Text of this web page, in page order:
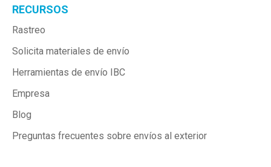
RECURSOS
Rastreo
Solicita materiales de envío
Herramientas de envío IBC
Empresa
Blog
Preguntas frecuentes sobre envíos al exterior